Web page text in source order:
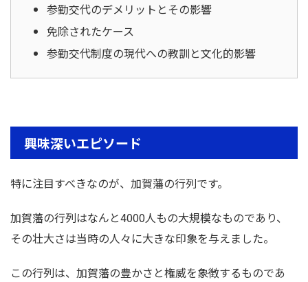
参勤交代のデメリットとその影響
免除されたケース
参勤交代制度の現代への教訓と文化的影響
興味深いエピソード
特に注目すべきなのが、加賀藩の行列です。
加賀藩の行列はなんと4000人もの大規模なものであり、
その壮大さは当時の人々に大きな印象を与えました。
この行列は、加賀藩の豊かさと権威を象徴するものであ